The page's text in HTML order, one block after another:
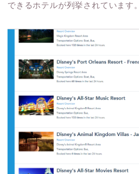
できるホテルが列挙されています。